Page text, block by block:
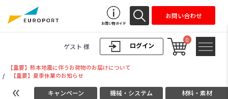
ログイン
ゲスト 様
0
お買い物ガイド
お問い合わせ
【重要】熊本地震に伴うお荷物のお届けについて
/
【重要】夏季休業のお知らせ
キャンペーン 機械・システム 材料・素材